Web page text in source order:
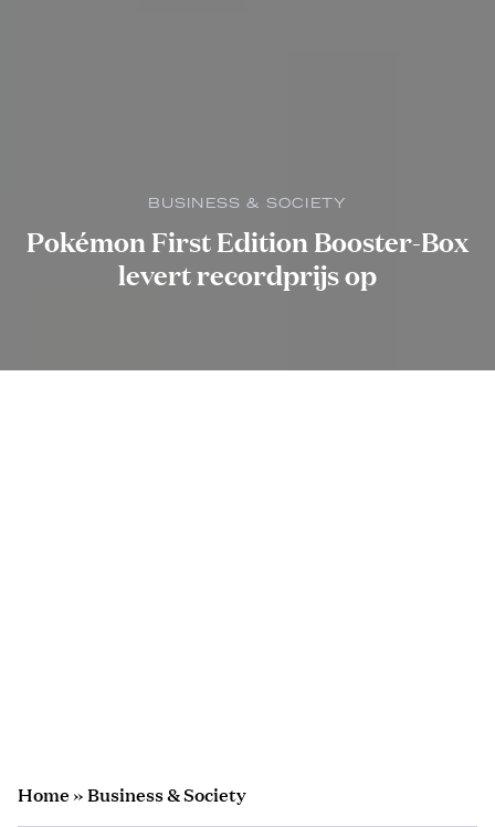
BUSINESS & SOCIETY
Pokémon First Edition Booster-Box
levert recordprijs op
Home»Business & Society